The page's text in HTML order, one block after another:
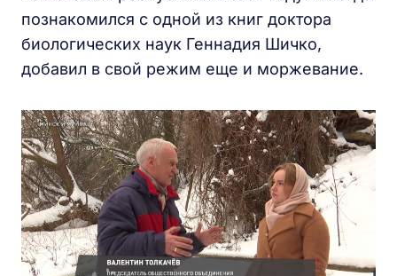
познакомился с одной из книг доктора
биологических наук Геннадия Шичко,
добавил в свой режим еще и моржевание.